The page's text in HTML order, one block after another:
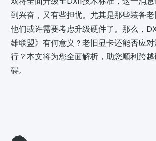
到兴奋，又有些担忧。尤其是那些装备老
他们或许需要考虑升级硬件了。那么，
雄联盟》有何意义？老旧显卡还能否应
行？本文将为您全面解析，助您顺利跨
碍。